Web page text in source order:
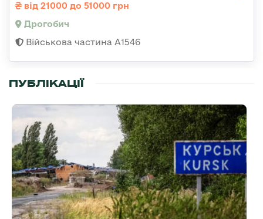
від 21000 до 51000 грн
Дрогобич
Військова частина А1546
ПУБЛІКАЦІЇ